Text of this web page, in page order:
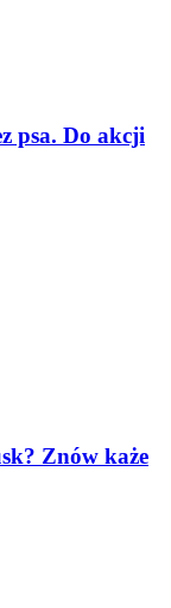
psa. Do akcji
Znów każe